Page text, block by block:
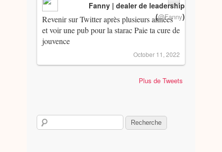
Revenir sur Twitter après plusieurs années
et voir une pub pour la starac Paie ta cure de
jouvence
Fanny | dealer de leadership
(@Fanny)
October 11, 2022
Plus de Tweets